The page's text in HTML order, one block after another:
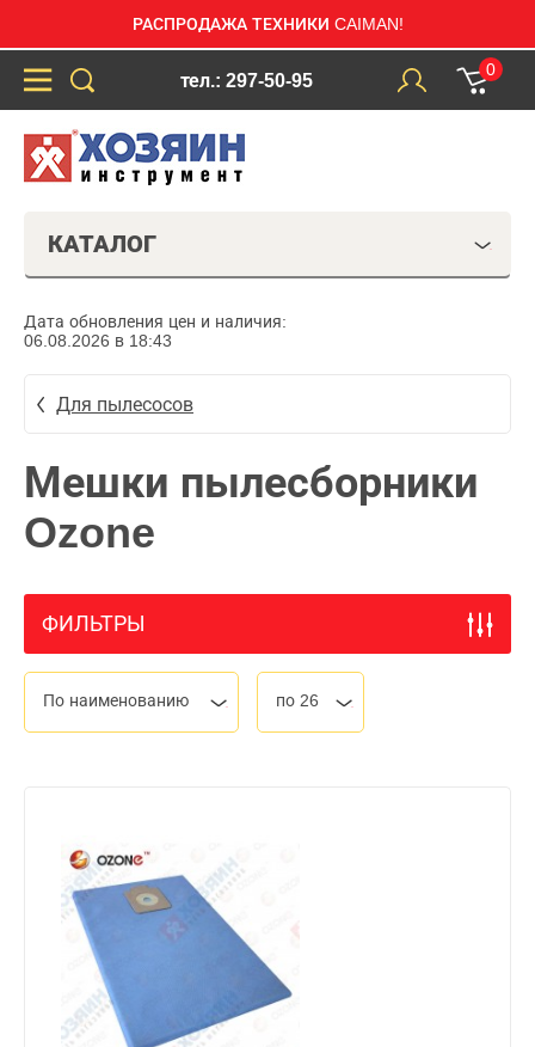
РАСПРОДАЖА ТЕХНИКИ CAIMAN!
тел.: 297-50-95
0
КАТАЛОГ
Дата обновления цен и наличия:
06.08.2026 в 18:43
Для пылесосов
Мешки пылесборники
Ozone
ФИЛЬТРЫ
По наименованию по 26